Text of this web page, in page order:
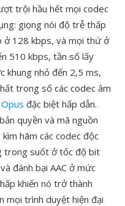
trội hầu hết mọi codec
giọng nói độ trễ thấp
ở 128 kbps, và mọi thứ ở
510 kbps, tần số lấy
khung nhỏ đến 2,5 ms,
trong số các codec âm
Opus đặc biệt hấp dẫn.
quyền và mã nguồn
hãm các codec độc
trong suốt ở tốc độ bit
đánh bại AAC ở mức
khiến nó trở thành
mọi trình duyệt hiện đại